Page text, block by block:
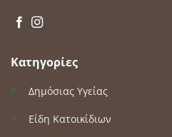
Κατηγορίες
Δημόσιας Υγείας
Είδη Κατοικίδιων